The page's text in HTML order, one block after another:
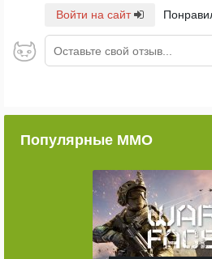
Войти на сайт
Оставьте свой отзыв...
Популярные ММО